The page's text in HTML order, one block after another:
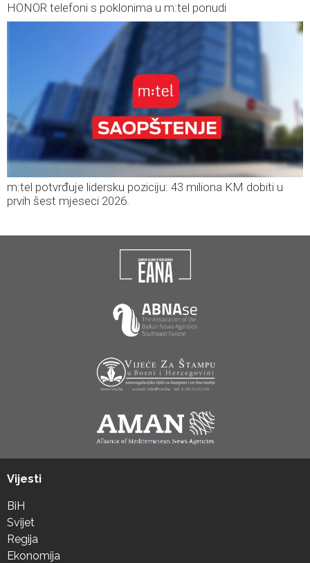
HONOR telefoni s poklonima u m:tel ponudi
m:tel potvrđuje lidersku poziciju: 43 miliona KM dobiti u
prvih šest mjeseci 2026.
Vijesti
BiH
Svijet
Regija
Ekonomija